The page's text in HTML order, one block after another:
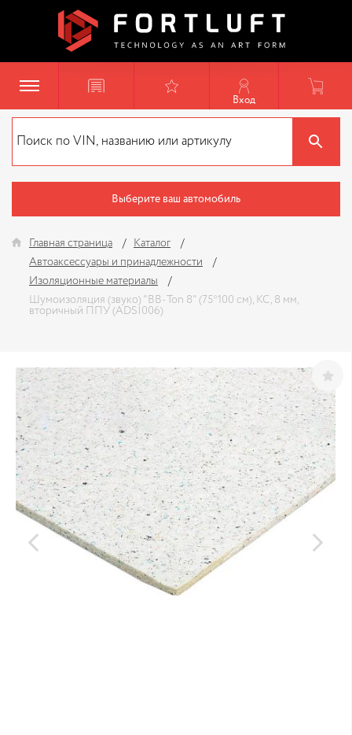
Вход
Выберите ваш автомобиль
Главная страница
Каталог
Автоаксессуары и принадлежности
Изоляционные материалы
Шумоизоляция (звуко) "BB-Тоn 8" (75*100 см), КС, 8 мм,
вторичный ППУ (ADSI006)